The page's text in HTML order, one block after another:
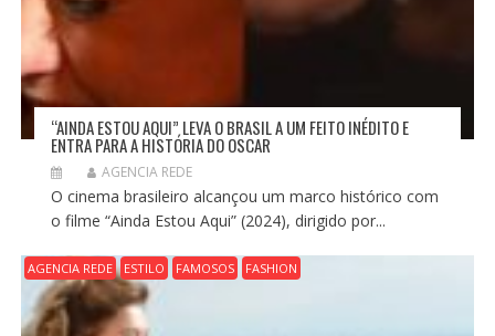
“AINDA ESTOU AQUI” LEVA O BRASIL A UM FEITO INÉDITO E
ENTRA PARA A HISTÓRIA DO OSCAR
AGENCIA REDE
O cinema brasileiro alcançou um marco histórico com
o filme “Ainda Estou Aqui” (2024), dirigido por...
AGENCIA REDE ESTILO FAMOSOS FASHION